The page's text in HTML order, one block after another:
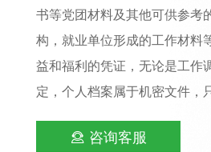
书等党团材料及其他可供参考
构，就业单位形成的工作材料
益和福利的凭证，无论是工作
定，个人档案属于机密文件，
咨询客服